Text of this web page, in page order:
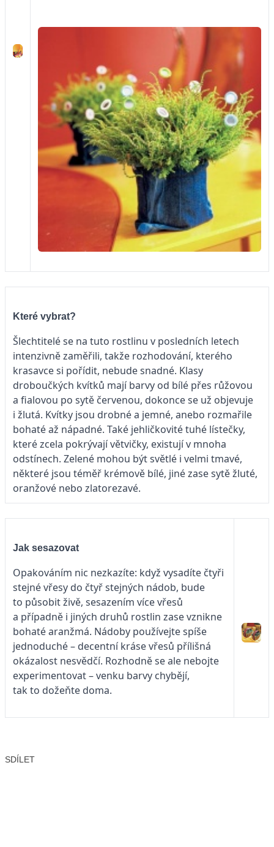
Které vybrat?
Šlechtitelé se na tuto rostlinu v posledních letech
intenzivně zaměřili, takže rozhodování, kterého
krasavce si pořídit, nebude snadné. Klasy
droboučkých kvítků mají barvy od bílé přes růžovou
a fialovou po sytě červenou, dokonce se už objevuje
i žlutá. Kvítky jsou drobné a jemné, anebo rozmařile
bohaté až nápadné. Také jehličkovité tuhé lístečky,
které zcela pokrývají větvičky, existují v mnoha
odstínech. Zelené mohou být světlé i velmi tmavé,
některé jsou téměř krémově bílé, jiné zase sytě žluté,
oranžové nebo zlatorezavé.
Jak sesazovat
Opakováním nic nezkazíte: když vysadíte čtyři
stejné vřesy do čtyř stejných nádob, bude
to působit živě, sesazením více vřesů
a případně i jiných druhů rostlin zase vznikne
bohaté aranžmá. Nádoby používejte spíše
jednoduché – decentní kráse vřesů přílišná
okázalost nesvědčí. Rozhodně se ale nebojte
experimentovat – venku barvy chybějí,
tak to dožeňte doma.
SDÍLET